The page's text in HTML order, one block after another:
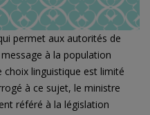
permet aux autorités de
à la population
choix linguistique est limité
à ce sujet, le ministre
référé à la législation